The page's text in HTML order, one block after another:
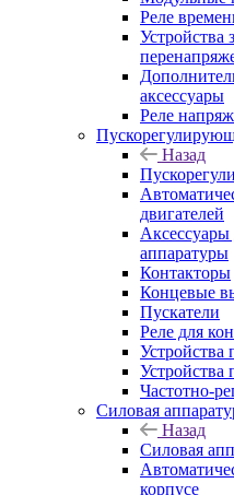
Реле
аксессуары
Реле
Назад
двигателей
аппаратуры
Контакторы
Концевые
Пускатели
Реле для
Устройства
Устройства
Частотно-
Силовая
Назад
Силовая
корпусе